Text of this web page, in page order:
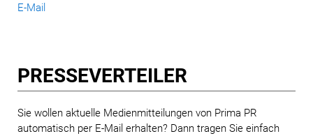
E-Mail
PRESSE­VERTEILER
Sie wollen aktuelle Medienmitteilungen von Prima PR
automatisch per E-Mail erhalten? Dann tragen Sie einfach